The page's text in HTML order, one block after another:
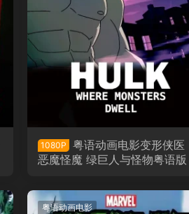
1080P
粤语动画电影变形侠医
恶魔怪魔 绿巨人与怪物粤语版
粤语动画电影